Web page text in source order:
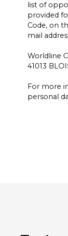
list of
provided
Code, on
mail
Worldline
41013
For more
personal